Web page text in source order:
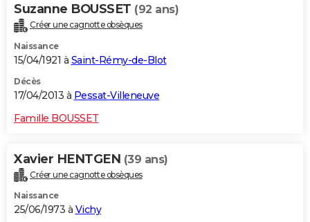
Suzanne BOUSSET (92 ans)
Créer une cagnotte obsèques
Naissance
15/04/1921 à Saint-Rémy-de-Blot
Décès
17/04/2013 à Pessat-Villeneuve
Famille BOUSSET
Xavier HENTGEN (39 ans)
Créer une cagnotte obsèques
Naissance
25/06/1973 à Vichy